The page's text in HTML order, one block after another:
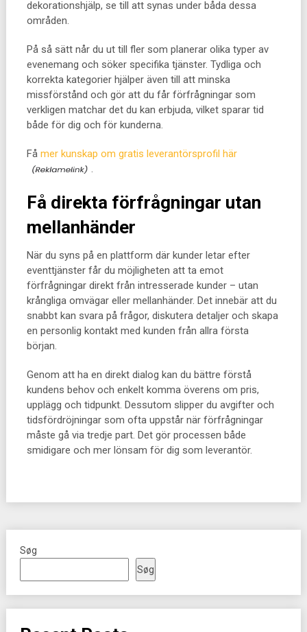
dekorationshjälp, se till att synas under båda dessa
områden.
På så sätt når du ut till fler som planerar olika typer av
evenemang och söker specifika tjänster. Tydliga och
korrekta kategorier hjälper även till att minska
missförstånd och gör att du får förfrågningar som
verkligen matchar det du kan erbjuda, vilket sparar tid
både för dig och för kunderna.
Få mer kunskap om gratis leverantörsprofil här
.
Få direkta förfrågningar utan
mellanhänder
När du syns på en plattform där kunder letar efter
eventtjänster får du möjligheten att ta emot
förfrågningar direkt från intresserade kunder – utan
krångliga omvägar eller mellanhänder. Det innebär att du
snabbt kan svara på frågor, diskutera detaljer och skapa
en personlig kontakt med kunden från allra första
början.
Genom att ha en direkt dialog kan du bättre förstå
kundens behov och enkelt komma överens om pris,
upplägg och tidpunkt. Dessutom slipper du avgifter och
tidsfördröjningar som ofta uppstår när förfrågningar
måste gå via tredje part. Det gör processen både
smidigare och mer lönsam för dig som leverantör.
Søg
Søg